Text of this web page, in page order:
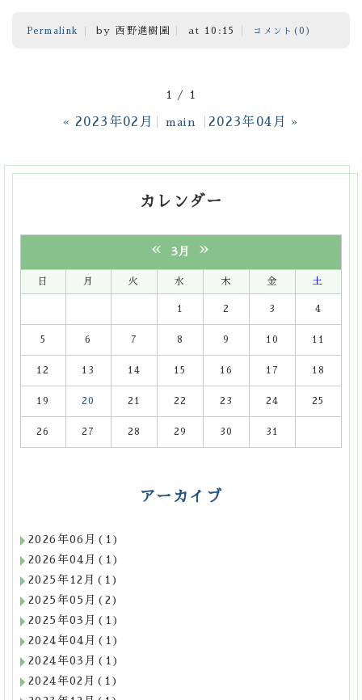
Permalink by 西野進樹園 at 10:15 コメント(0)
1 / 1
« 2023年02月 main 2023年04月 »
カレンダー
« 3月 »
日 月 火 水 木 金 土
1 2 3 4
5 6 7 8 9 10 11
12 13 14 15 16 17 18
19 20 21 22 23 24 25
26 27 28 29 30 31
アーカイブ
2026年06月(1)
2026年04月(1)
2025年12月(1)
2025年05月(2)
2025年03月(1)
2024年04月(1)
2024年03月(1)
2024年02月(1)